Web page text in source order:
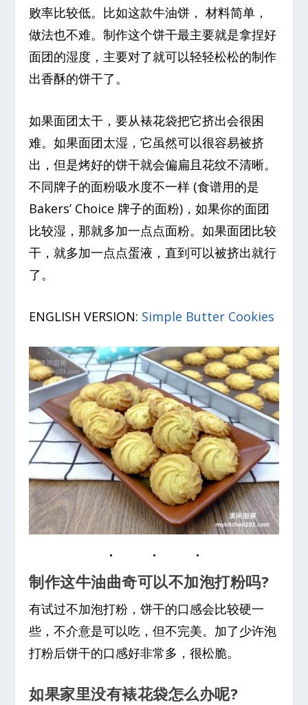
败率比较低。比如这款牛油饼， 材料简单，
做法也不难。制作这个饼干最主要就是拿捏好
面团的湿度，主要对了就可以轻轻松松的制作
出香酥的饼干了。
如果面团太干，要从裱花袋把它挤出会很困
难。如果面团太湿，它虽然可以很容易被挤
出，但是烤好的饼干就会偏扁且花纹不清晰。
不同牌子的面粉吸水度不一样 (食谱用的是
Bakers’ Choice 牌子的面粉)，如果你的面团
比较湿，那就多加一点点面粉。如果面团比较
干，就多加一点点蛋液，直到可以被挤出就行
了。
ENGLISH VERSION: Simple Butter Cookies
制作这牛油曲奇可以不加泡打粉吗?
有试过不加泡打粉，饼干的口感会比较硬一
些，不介意是可以吃，但不完美。加了少许泡
打粉后饼干的口感好非常多，很松脆。
如果家里没有裱花袋怎么办呢?